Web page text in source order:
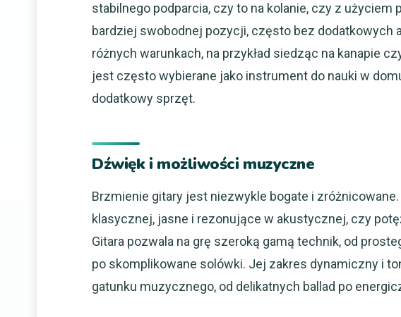
stabilnego podparcia, czy to na kolanie, czy z użyciem
bardziej swobodnej pozycji, często bez dodatkowych
różnych warunkach, na przykład siedząc na kanapie
jest często wybierane jako instrument do nauki w
dodatkowy sprzęt.
Dźwięk i możliwości muzyczne
Brzmienie gitary jest niezwykle bogate i
klasycznej, jasne i rezonujące w akustycznej, czy
Gitara pozwala na grę szeroką gamą technik, od
po skomplikowane solówki. Jej zakres dynamiczny i
gatunku muzycznego, od delikatnych ballad po